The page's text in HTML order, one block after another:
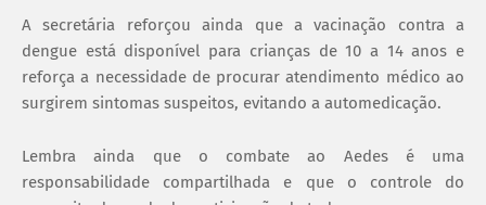
A secretária reforçou ainda que a vacinação contra a
dengue está disponível para crianças de 10 a 14 anos e
reforça a necessidade de procurar atendimento médico ao
surgirem sintomas suspeitos, evitando a automedicação.
Lembra ainda que o combate ao Aedes é uma
responsabilidade compartilhada e que o controle do